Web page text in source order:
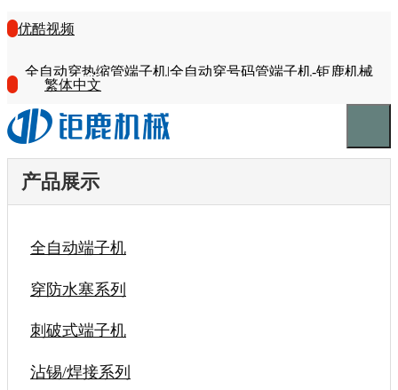
优酷视频
全自动穿热缩管端子机|全自动穿号码管端子机-钜鹿机械
繁体中文
产品展示
全自动端子机
穿防水塞系列
刺破式端子机
沾锡/焊接系列